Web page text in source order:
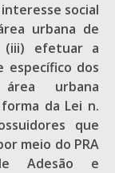
social
urbana de
(iii) efetuar a
específico dos
urbana
da Lei n.
que
meio do PRA
Adesão e